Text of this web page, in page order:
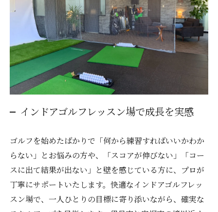
インドアゴルフレッスン場で成長を実感
ゴルフを始めたばかりで「何から練習すればいいかわか
らない」とお悩みの方や、「スコアが伸びない」「コー
スに出て結果が出ない」と壁を感じている方に、プロが
丁寧にサポートいたします。快適なインドアゴルフレッ
スン場で、一人ひとりの目標に寄り添いながら、確実な